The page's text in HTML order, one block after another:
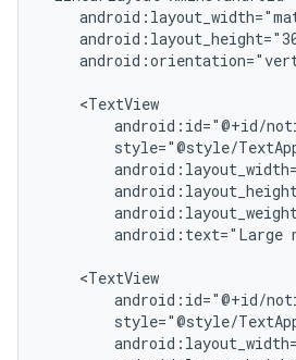
android:text="Large